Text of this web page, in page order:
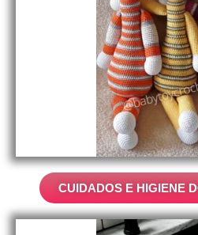
CUIDADOS E HIGIENE